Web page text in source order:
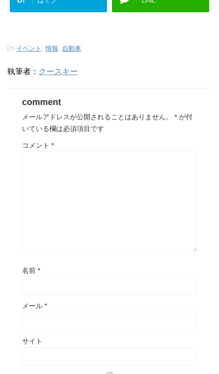
-イベント 情報 自動車
執筆者： クースキー
comment
メールアドレスが公開されることはありません。 * が付
いている欄は必須項目です
コメント *
名前 *
メール *
サイト